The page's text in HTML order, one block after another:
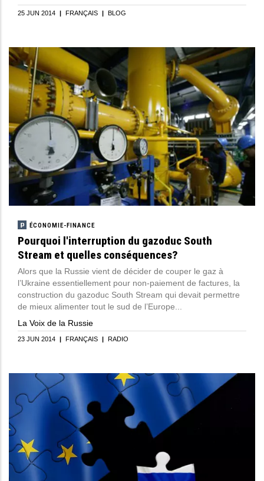
25 JUN 2014 | FRANÇAIS | BLOG
ÉCONOMIE-FINANCE
Pourquoi l'interruption du gazoduc South
Stream et quelles conséquences?
Alors que la Russie vient de décider de couper le gaz à
l’Ukraine essentiellement pour non-paiement de factures, la
construction du gazoduc South Stream qui devait permettre
de mieux alimenter tout le sud de l’Europe...
La Voix de la Russie
23 JUN 2014 | FRANÇAIS | RADIO